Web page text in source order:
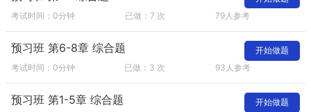
考试时间：0分钟 已做：7 次 79人参考
预习班 第6-8章 综合题
考试时间：0分钟 已做：3 次 93人参考
开始做题
预习班 第1-5章 综合题 开始做题